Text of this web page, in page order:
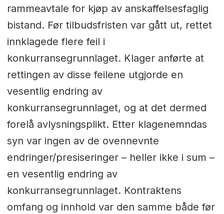
rammeavtale for kjøp av anskaffelsesfaglig
bistand. Før tilbudsfristen var gått ut, rettet
innklagede flere feil i
konkurransegrunnlaget. Klager anførte at
rettingen av disse feilene utgjorde en
vesentlig endring av
konkurransegrunnlaget, og at det dermed
forelå avlysningsplikt. Etter klagenemndas
syn var ingen av de ovennevnte
endringer/presiseringer – heller ikke i sum –
en vesentlig endring av
konkurransegrunnlaget. Kontraktens
omfang og innhold var den samme både før